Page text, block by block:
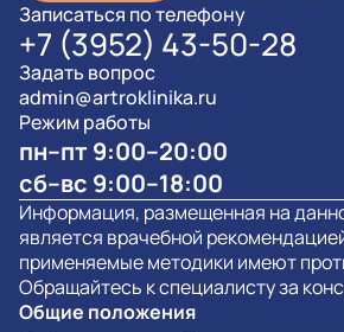
Записаться по телефону
+7 (3952) 43-50-28
Задать вопрос
admin@artroklinika.ru
Режим работы
пн–пт 9:00–20:00
сб–вс 9:00–18:00
Информация, размещенная на
является врачебной
применяемые методики имеют
Обращайтесь к специалисту за
Общие положения